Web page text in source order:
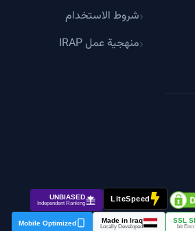
شروط الاستخدام
منهجية عمل IRAP
LiteSpeed
UNBIASED
Independent Ranking
SSL
Made in Iraq
Locally Developed
Mobile Optimized